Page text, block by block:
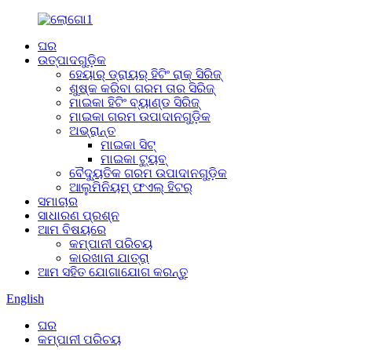
ଘର
ଉତ୍ପାଦଗୁଡ଼ିକ
ହେୟାର୍ ଡ୍ରାୟର୍ ହିଟିଂ ରାକ୍ ସିରିଜ୍
ଶୁଷ୍କ କରିବା ଗରମ ତାର ସିରିଜ୍
ମାଇକା ହିଟିଂ ବ୍ୟାଣ୍ଡ ସିରିଜ୍
ମାଇକା ଗରମ ଉପାଦାନଗୁଡ଼ିକ
ଅଭ୍ରାନ୍ତ
ମାଇକା ସିଟ୍
ମାଇକା ଟ୍ୟୁବ୍
ବୈଦ୍ୟୁତିକ ଗରମ ଉପାଦାନଗୁଡ଼ିକ
ଆଲୁମିନିୟମ୍ ଫଏଲ୍ ହିଟର୍
ସମାଚାର
ସାଧାରଣ ପ୍ରଶ୍ନ
ଆମ ବିଷୟରେ
କମ୍ପାନୀ ପରିଚୟ
କାରଖାନା ଯାତ୍ରା
ଆମ ସହିତ ଯୋଗାଯୋଗ କରନ୍ତୁ
English
ଘର
କମ୍ପାନୀ ପରିଚୟ